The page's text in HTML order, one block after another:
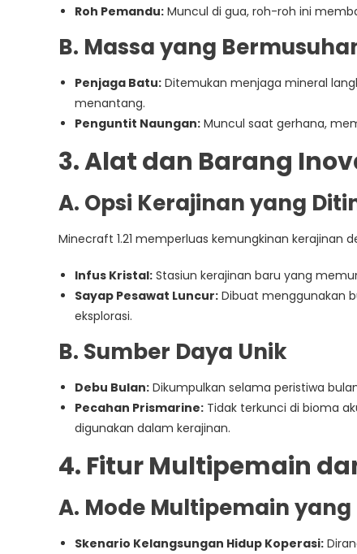
Roh Pemandu: Muncul di gua, roh-roh ini
B. Massa yang
Penjaga Batu: Ditemukan menjaga mineral
menantang.
Penguntit Naungan: Muncul saat gerhana,
3. Alat dan Barang
A. Opsi Kerajinan yang
Minecraft 1.21 memperluas kemungkinan kerajinan
Infus Kristal: Stasiun kerajinan baru yang
Sayap Pesawat Luncur: Dibuat menggunakan
eksplorasi.
B. Sumber Daya Unik
Debu Bulan: Dikumpulkan selama peristiwa
Pecahan Prismarine: Tidak terkunci di bioma
digunakan dalam kerajinan.
4. Fitur Multipemain
A. Mode Multipemain
Skenario Kelangsungan Hidup Koperasi: